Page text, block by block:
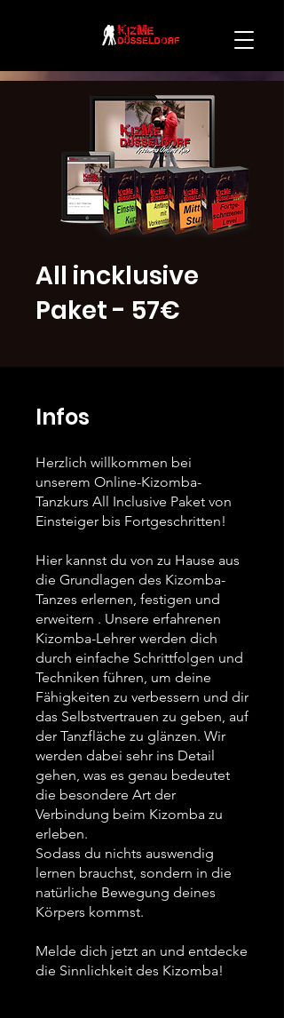
All incklusive
Paket - 57€
Infos
Herzlich willkommen bei
unserem Online-Kizomba-
Tanzkurs All Inclusive Paket von
Einsteiger bis Fortgeschritten!
Hier kannst du von zu Hause aus
die Grundlagen des Kizomba-
Tanzes erlernen, festigen und
erweitern . Unsere erfahrenen
Kizomba-Lehrer werden dich
durch einfache Schrittfolgen und
Techniken führen, um deine
Fähigkeiten zu verbessern und dir
das Selbstvertrauen zu geben, auf
der Tanzfläche zu glänzen. Wir
werden dabei sehr ins Detail
gehen, was es genau bedeutet
die besondere Art der
Verbindung beim Kizomba zu
erleben.
Sodass du nichts auswendig
lernen brauchst, sondern in die
natürliche Bewegung deines
Körpers kommst.
Melde dich jetzt an und entdecke
die Sinnlichkeit des Kizomba!